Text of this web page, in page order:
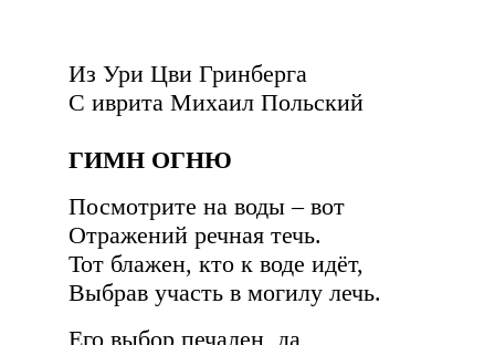
Из Ури Цви Гринберга
С иврита Михаил Польский
ГИМН ОГНЮ
Посмотрите на воды – вот
Отражений речная течь.
Тот блажен, кто к воде идёт,
Выбрав участь в могилу лечь.
Его выбор печален, да,